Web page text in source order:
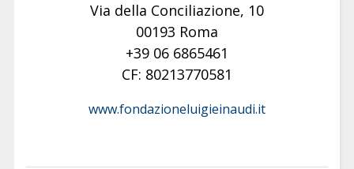
Via della Conciliazione, 10
00193 Roma
+39 06 6865461
CF: 80213770581
www.fondazioneluigieinaudi.it